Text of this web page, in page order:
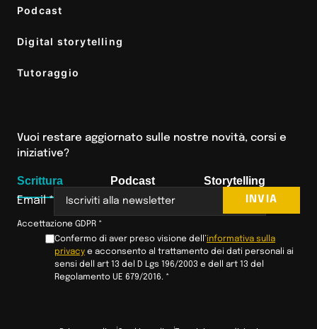
Podcast
Digital storytelling
Tutoraggio
Vuoi restare aggiornato sulle nostre novità, corsi e
iniziative?
Scrittura
Email*
Accettazione GDPR *
Confermo di aver preso visione dell’informativa sulla
privacy e acconsento al trattamento dei dati personali ai
sensi dell art 13 del D Lgs 196/2003 e dell art 13 del
Regolamento UE 679/2016. *
INVIA
Podcast Storytelling